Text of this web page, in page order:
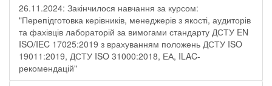
26.11.2024: Закінчилося навчання за курсом:
"Перепідготовка керівників, менеджерів з якості, аудиторів
та фахівців лабораторій за вимогами стандарту ДСТУ EN
ISO/IEC 17025:2019 з врахуванням положень ДСТУ ISO
19011:2019, ДСТУ ISO 31000:2018, ЕА, ILAC-
рекомендацій"